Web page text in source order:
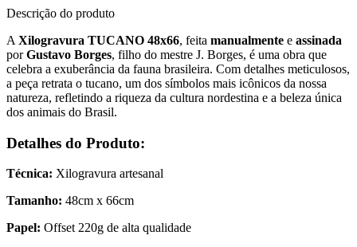
Descrição do produto
A Xilogravura TUCANO 48x66, feita manualmente e assinada
porGustavo Borges, filho do mestre J. Borges, é uma obra que
celebra a exuberância da fauna brasileira. Com detalhes meticulosos,
a peça retrata o tucano, um dos símbolos mais icônicos da nossa
natureza, refletindo a riqueza da cultura nordestina e a beleza única
dos animais do Brasil.
Detalhes do Produto:
Técnica: Xilogravura artesanal
Tamanho: 48cm x 66cm
Papel: Offset 220g de alta qualidade